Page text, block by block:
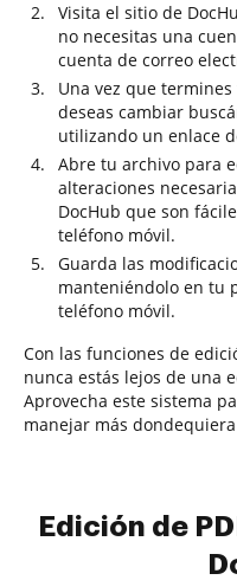
Visita el sitio de
no necesitas una
cuenta de correo
Una vez que
deseas cambiar
utilizando un enlace
Abre tu archivo para
alteraciones
DocHub que son
teléfono móvil.
Guarda las
manteniéndolo en tu
teléfono móvil.
Con las funciones de
nunca estás lejos de una
Aprovecha este sistema
manejar más
Edición de